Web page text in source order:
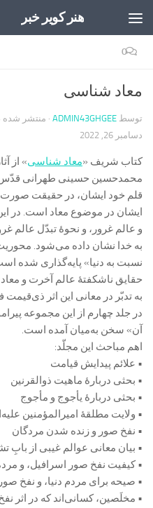
هنر کویر خبر
0
معاد‌ شناسی
توسط ADMIN43GHGEE · منتشر شده
دسامبر 26, 2022
کتاب شریف «معاد‌ شناسی» از
محمدحسین حسینی طهرانی
قلم خود ایشان، در حقیقت
ایشان در موضوع معاد است. در
و عالم غرور، و نحوۀ تبدّل عالم
به خدا نشان داده می‌شود.
نسبت به دنیا» پایه‌گذاری شده
حقایق ناشکفتۀ عالم آخرت و
به تدبّر در معانی این اثر ذی‌قیمت
در جلد چهارم از این مجموعه
آن» سخن به‌میان آمده است.
اهم مباحث این مجلّد:
• علائم پیدایش قیامت
• بحثی دربارۀ ماهیت ذوالقرنین
• بحثی دربارۀ یأجوج و مأجوج
• ولایت مطلقۀ امیرالمؤمنین
• نفخ صور و زنده شدن مردگان
• بیان معانی عوالم غیبی از
• کیفیت نفخ صور اسرافیل، و
• صیحه برای مردم دنیا، و نفخ
• مخلَصین، کسانی‌اند که در اثر